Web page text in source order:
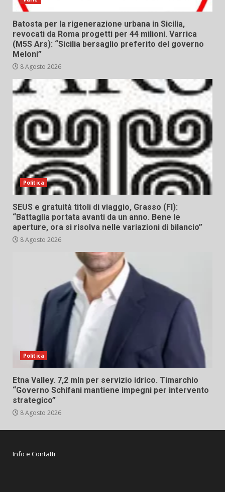
Batosta per la rigenerazione urbana in Sicilia,
revocati da Roma progetti per 44 milioni. Varrica
(M5S Ars): “Sicilia bersaglio preferito del governo
Meloni”
8 Agosto 2026
Politica
SEUS e gratuità titoli di viaggio, Grasso (FI):
“Battaglia portata avanti da un anno. Bene le
aperture, ora si risolva nelle variazioni di bilancio”
8 Agosto 2026
Politica
Etna Valley. 7,2 mln per servizio idrico. Timarchio
“Governo Schifani mantiene impegni per intervento
strategico”
8 Agosto 2026
Info e Contatti